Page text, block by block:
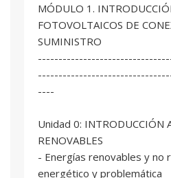
MÓDULO 1.
FOTOVOLTAICOS DE
SUMINISTRO
----
Unidad 0: INTRODUCCIÓN
RENOVABLES
- Energías renovables y no
energético y problemática